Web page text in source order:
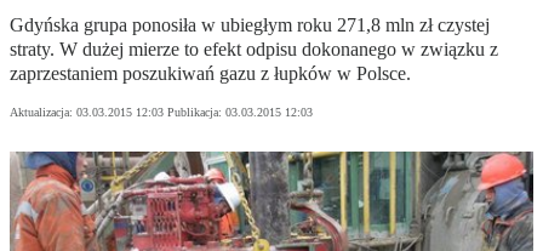
Gdyńska grupa ponosiła w ubiegłym roku 271,8 mln zł czystej
straty. W dużej mierze to efekt odpisu dokonanego w związku z
zaprzestaniem poszukiwań gazu z łupków w Polsce.
Aktualizacja: 03.03.2015 12:03 Publikacja: 03.03.2015 12:03